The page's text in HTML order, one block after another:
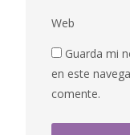
Web
Guarda mi
en este
comente.